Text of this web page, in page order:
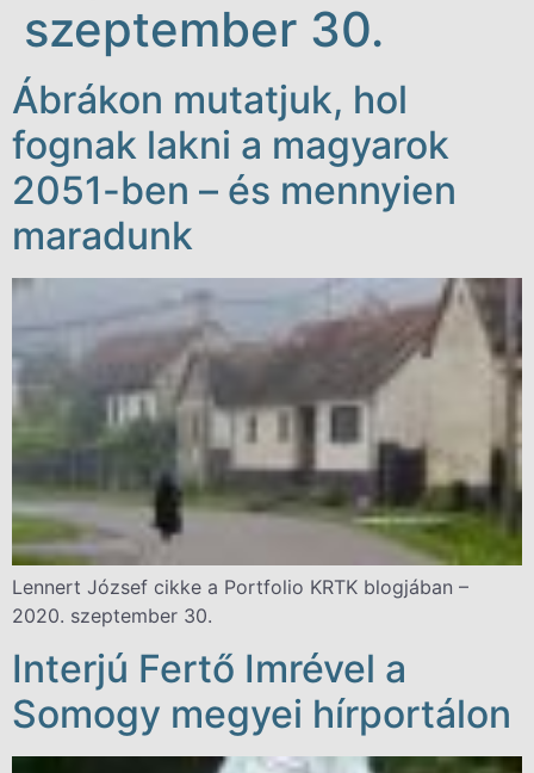
szeptember 30.
Ábrákon mutatjuk, hol
fognak lakni a magyarok
2051-ben – és mennyien
maradunk
Lennert József cikke a Portfolio KRTK blogjában –
2020. szeptember 30.
Interjú Fertő Imrével a
Somogy megyei hírportálon